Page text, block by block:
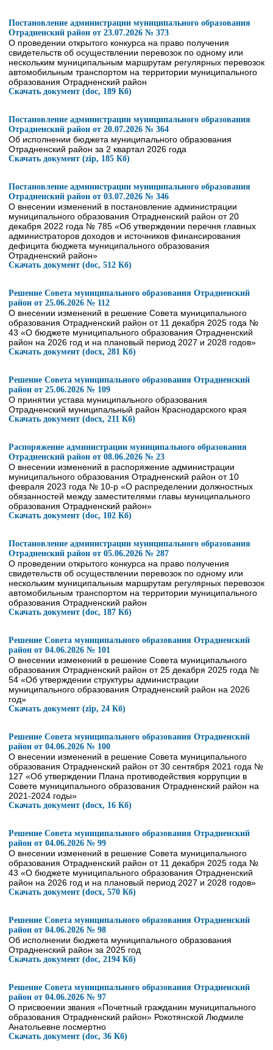
Постановление администрации муниципального образования
Отрадненский район от 23.07.2026 № 373
О проведении открытого конкурса на право получения
свидетельств об осуществлении перевозок по одному или
нескольким муниципальным маршрутам регулярных перевозок
автомобильным транспортом на территории муниципального
образования Отрадненский район
Скачать документ (doc, 189 Кб)
Постановление администрации муниципального образования
Отрадненский район от 20.07.2026 № 364
Об исполнении бюджета муниципального образования
Отрадненский район за 2 квартал 2026 года
Скачать документ (zip, 185 Кб)
Постановление администрации муниципального образования
Отрадненский район от 03.07.2026 № 346
О внесении изменений в постановление администрации
муниципального образования Отрадненский район от 20
декабря 2022 года № 785 «Об утверждении перечня главных
администраторов доходов и источников финансирования
дефицита бюджета муниципального образования
Отрадненский район»
Скачать документ (doc, 512 Кб)
Решение Совета муниципального образования Отрадненский
район от 25.06.2026 № 112
О внесении изменений в решение Совета муниципального
образования Отрадненский район от 11 декабря 2025 года №
43 «О бюджете муниципального образования Отрадненский
район на 2026 год и на плановый период 2027 и 2028 годов»
Скачать документ (docx, 281 Кб)
Решение Совета муниципального образования Отрадненский
район от 25.06.2026 № 109
О принятии устава муниципального образования
Отрадненский муниципальный район Краснодарского края
Скачать документ (docx, 211 Кб)
Распоряжение администрации муниципального образования
Отрадненский район от 08.06.2026 № 23
О внесении изменений в распоряжение администрации
муниципального образования Отрадненский район от 10
февраля 2023 года № 10-р «О распределении должностных
обязанностей между заместителями главы муниципального
образования Отрадненский район»
Скачать документ (doc, 102 Кб)
Постановление администрации муниципального образования
Отрадненский район от 05.06.2026 № 287
О проведении открытого конкурса на право получения
свидетельств об осуществлении перевозок по одному или
нескольким муниципальным маршрутам регулярных перевозок
автомобильным транспортом на территории муниципального
образования Отрадненский район
Скачать документ (doc, 187 Кб)
Решение Совета муниципального образования Отрадненский
район от 04.06.2026 № 101
О внесении изменений в решение Совета муниципального
образования Отрадненский район от 25 декабря 2025 года №
54 «Об утверждении структуры администрации
муниципального образования Отрадненский район на 2026
год»
Скачать документ (zip, 24 Кб)
Решение Совета муниципального образования Отрадненский
район от 04.06.2026 № 100
О внесении изменений в решение Совета муниципального
образования Отрадненский район от 30 сентября 2021 года №
127 «Об утверждении Плана противодействия коррупции в
Совете муниципального образования Отрадненский район на
2021-2024 годы»
Скачать документ (docx, 16 Кб)
Решение Совета муниципального образования Отрадненский
район от 04.06.2026 № 99
О внесении изменений в решение Совета муниципального
образования Отрадненский район от 11 декабря 2025 года №
43 «О бюджете муниципального образования Отрадненский
район на 2026 год и на плановый период 2027 и 2028 годов»
Скачать документ (docx, 570 Кб)
Решение Совета муниципального образования Отрадненский
район от 04.06.2026 № 98
Об исполнении бюджета муниципального образования
Отрадненский район за 2025 год
Скачать документ (doc, 2194 Кб)
Решение Совета муниципального образования Отрадненский
район от 04.06.2026 № 97
О присвоении звания «Почетный гражданин муниципального
образования Отрадненский район» Рокотянской Людмиле
Анатольевне посмертно
Скачать документ (doc, 36 Кб)